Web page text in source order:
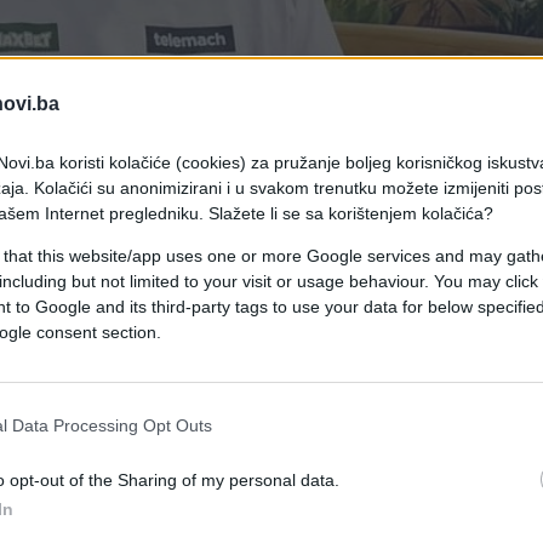
koristi kolačiće (cookies) za pružanje boljeg korisničkog
Kolačići su anonimizirani i u svakom trenutku možete izmijeniti
Internet pregledniku. Slažete li se sa korištenjem kolačića?
that this website/app uses one or more Google services and may
but not limited to your visit or usage behaviour. You may
to Google and its third-party tags to use your data for below
consent section.
Data Processing Opt Outs
opt-out of the Sharing of my personal data.
novi je trener KK Bosna Bh Telecom.
te će biti na čelu jednog novog projekta koji
14 godina, te Belgijsku reprezentaciju 7 godina.
titula prvaka Belgije.